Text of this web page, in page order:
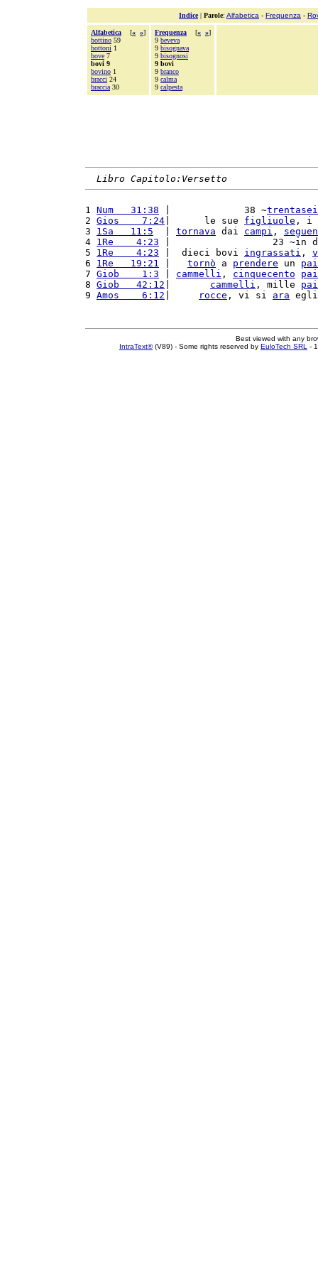
Indice| Parole: Alfabetica - Frequenza -
Alfabetica [« »]
bottino 59
bottoni 1
bove 7
bovi 9
bovino 1
bracci 24
braccia 30
Frequenza [« »]
9 beveva
9 bisognava
9 bisognosi
9 bovi
9 branco
9 calma
9 calpesta
Libro Capitolo:Versetto
1 Num   31:38 |             38 ~
2 Gios    7:24 |      le sue figliuole , i
3 1Sa   11:5 tornava dai campi ,
4 1Re    4:23 |                  23 ~in
5 1Re    4:23 |  dieci bovi ingrassati ,
6 1Re   19:21 tornò a prendere un
7 Giob    1:3 cammelli , cinquecento
8 Giob   42:12 cammelli , mille
9 Amos    6:12 rocce , vi si ara
Best viewed with any
IntraText®(V89) - Some rights reserved by EuloTech SRL -